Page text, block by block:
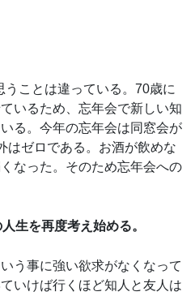
ことは違っている。70歳に
いるため、忘年会で新しい知
る。今年の忘年会は同窓会が
はゼロである。お酒が飲めな
なった。そのため忘年会への
生を再度考え始める。
う事に強い欲求がなくなって
いけば行くほど知人と友人は